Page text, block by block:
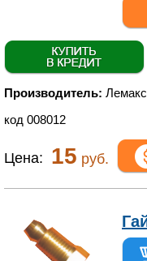
Производитель: Лемакс
код 008012
Цена: 15 руб.